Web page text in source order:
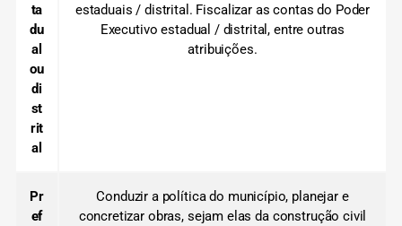
ta
du
al
ou
di
st
rit
al
estaduais / distrital. Fiscalizar as contas do Poder
Executivo estadual / distrital, entre outras
atribuições.
Pr
ef
Conduzir a política do município, planejar e
concretizar obras, sejam elas da construção civil